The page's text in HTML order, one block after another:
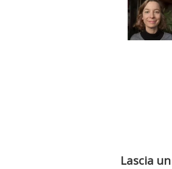
Lascia